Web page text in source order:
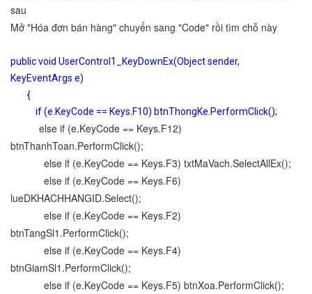
sau
Mở "Hóa đơn bán hàng" chuyển sang "Code" rồi tìm chỗ này
public void UserControl1_KeyDownEx(Object sender,
KeyEventArgs e)
{
if (e.KeyCode == Keys.F10) btnThongKe.PerformClick();
else if (e.KeyCode == Keys.F12)
btnThanhToan.PerformClick();
else if (e.KeyCode == Keys.F3) txtMaVach.SelectAllEx();
else if (e.KeyCode == Keys.F6)
lueDKHACHHANGID.Select();
else if (e.KeyCode == Keys.F2)
btnTangSl1.PerformClick();
else if (e.KeyCode == Keys.F4)
btnGiamSl1.PerformClick();
else if (e.KeyCode == Keys.F5) btnXoa.PerformClick();